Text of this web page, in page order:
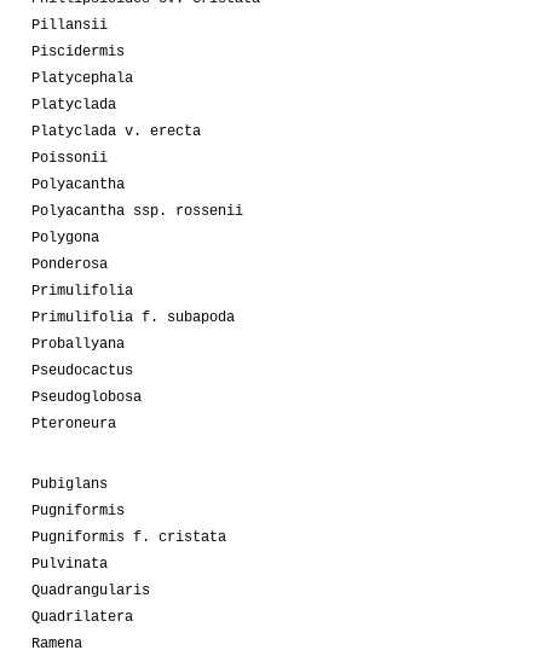
Pillansii
Piscidermis
Platycephala
Platyclada
Platyclada v. erecta
Poissonii
Polyacantha
Polyacantha ssp. rossenii
Polygona
Ponderosa
Primulifolia
Primulifolia f. subapoda
Proballyana
Pseudocactus
Pseudoglobosa
Pteroneura
Pubiglans
Pugniformis
Pugniformis f. cristata
Pulvinata
Quadrangularis
Quadrilatera
Ramena